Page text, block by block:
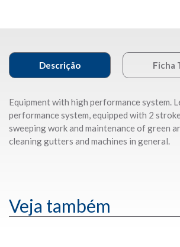
Descrição Ficha
Equipment with high performance system.
performance system, equipped with 2
sweeping work and maintenance of green
cleaning gutters and machines in general.
Veja também